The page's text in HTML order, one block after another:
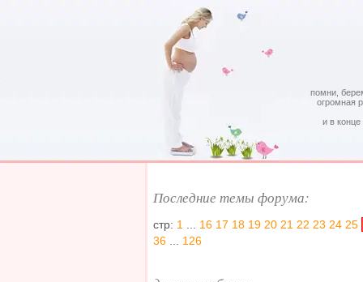
помни,
огромная
и в
Последние темы форума:
стр: 1 16 17 18 19 20 21 22 23 24 25
36
126